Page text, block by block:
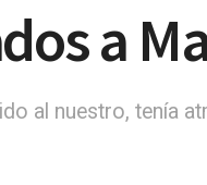
a
al nuestro, tenía